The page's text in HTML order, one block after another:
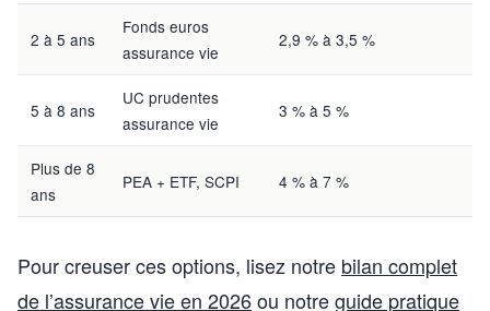
2 à 5 ans
Fonds euros
assurance vie
2,9 % à 3,5 %
5 à 8 ans
UC prudentes
assurance vie
3 % à 5 %
Plus de 8
ans
PEA + ETF, SCPI 4 % à 7 %
Pour creuser ces options, lisez notre bilan complet
de l’assurance vie en 2026ou notreguide pratique